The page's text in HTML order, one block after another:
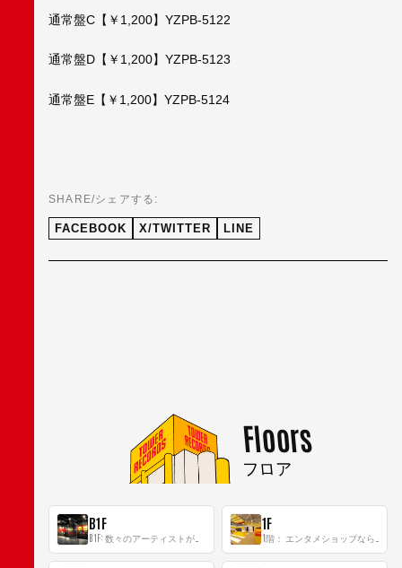
通常盤C【￥1,200】YZPB-5122
通常盤D【￥1,200】YZPB-5123
通常盤E【￥1,200】YZPB-5124
SHARE/シェアする:
FACEBOOK X/TWITTER LINE
Floors
フロア
B1F 1F